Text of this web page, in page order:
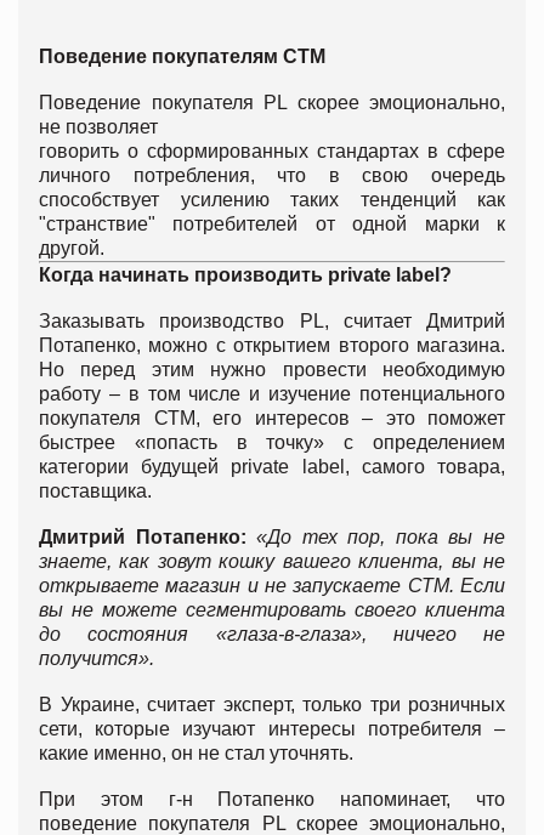
Поведение покупателям СТМ
Поведение покупателя PL скорее эмоционально,
не позволяет
говорить о сформированных стандартах в сфере
личного потребления, что в свою очередь
способствует усилению таких тенденций как
"странствие" потребителей от одной марки к
другой.
Когда начинать производить private label?
Заказывать производство PL, считает Дмитрий
Потапенко, можно с открытием второго магазина.
Но перед этим нужно провести необходимую
работу – в том числе и изучение потенциального
покупателя СТМ, его интересов – это поможет
быстрее «попасть в точку» с определением
категории будущей private label, самого товара,
поставщика.
Дмитрий Потапенко:«До тех пор, пока вы не
знаете, как зовут кошку вашего клиента, вы не
открываете магазин и не запускаете СТМ. Если
вы не можете сегментировать своего клиента
до состояния «глаза-в-глаза», ничего не
получится».
В Украине, считает эксперт, только три розничных
сети, которые изучают интересы потребителя –
какие именно, он не стал уточнять.
При этом г-н Потапенко напоминает, что
поведение покупателя PL скорее эмоционально,